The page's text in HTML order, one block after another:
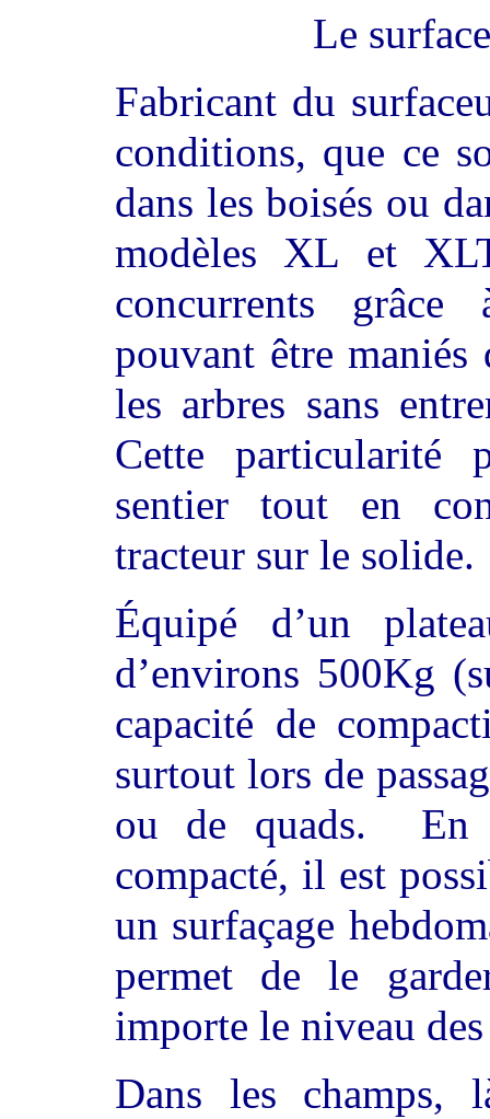
Le
Fabricant du
conditions, que ce
dans les boisés ou
modèles XL et
concurrents
pouvant être
les arbres sans
Cette particularité
sentier tout en
tracteur sur le solide.
Équipé d’un
d’environs 500Kg
capacité de
surtout lors de
ou de quads. En
compacté, il est
un surfaçage
permet de le
importe le niveau
Dans les